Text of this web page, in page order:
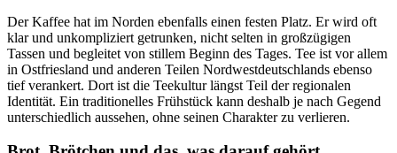
Der Kaffee hat im Norden ebenfalls einen festen Platz. Er wird oft
klar und unkompliziert getrunken, nicht selten in großzügigen
Tassen und begleitet von stillem Beginn des Tages. Tee ist vor allem
in Ostfriesland und anderen Teilen Nordwestdeutschlands ebenso
tief verankert. Dort ist die Teekultur längst Teil der regionalen
Identität. Ein traditionelles Frühstück kann deshalb je nach Gegend
unterschiedlich aussehen, ohne seinen Charakter zu verlieren.